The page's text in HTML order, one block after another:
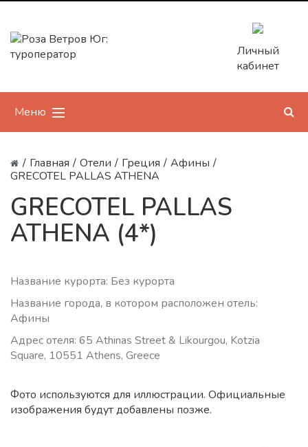
Личный
кабинет
Меню
/ Главная / Отели / Греция / Афины /
GRECOTEL PALLAS ATHENA
GRECOTEL PALLAS
ATHENA (4*)
Название курорта: Без курорта
Название города, в котором расположен отель:
Афины
Адрес отеля: 65 Athinas Street & Likourgou, Kotzia
Square, 10551 Athens, Greece
Фото используются для иллюстрации. Официальные
изображения будут добавлены позже.